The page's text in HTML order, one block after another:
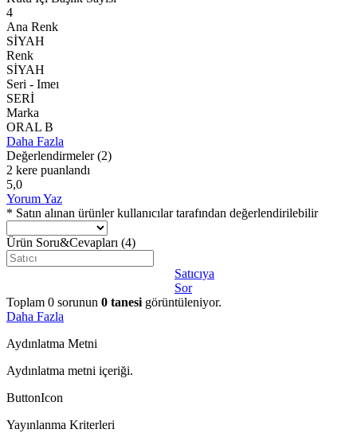
4
Ana Renk
SİYAH
Renk
SİYAH
Seri - Imeı
SERİ
Marka
ORAL B
Daha Fazla
Değerlendirmeler (2)
2 kere puanlandı
5,0
Yorum Yaz
* Satın alınan ürünler kullanıcılar tarafından değerlendirilebilir
Ürün Soru&Cevapları (4)
Satıcıya
Sor
Toplam 0 sorunun 0 tanesi görüntüleniyor.
Daha Fazla
Aydınlatma Metni
Aydınlatma metni içeriği.
ButtonIcon
Yayınlanma Kriterleri